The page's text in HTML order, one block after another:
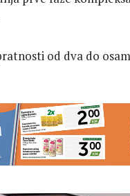
od dva do